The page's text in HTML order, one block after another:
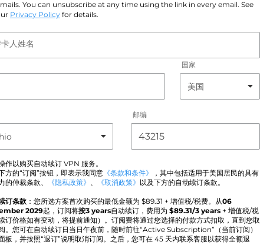
You can unsubscribe at any time using the link in every email. See
Privacy Policy for details.
人姓名
国家
邮编
作以购买自动续订 VPN 服务。
方的“订阅”按钮，即表示我同意 《条款和条件》
，其中包括适用于美国居民的具有
的仲裁条款、
《隐私政策》 、 《取消政策》 以及下方的自动续订条款。
订条款 ：您所选方案首次购买的最低金额为 $89.31 + 增值税/税费。从06
2029起，订阅将按3 years自动续订，费用为 $89.31/3 years + 增值税/税
订价格如有变动，将提前通知）。订阅费将通过您选择的付款方式扣取，直到您取
。您可在自动续订日当日午夜前，随时前往“Active Subscription”（当前订阅）
板，并按照“退订”说明取消订阅。之后，您可在 45 天内联系客服以获得全额退